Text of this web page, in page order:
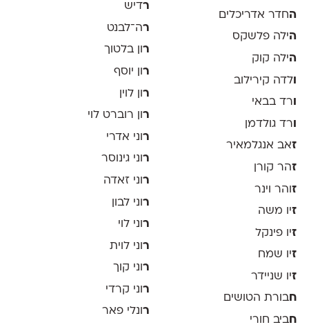
החדר אדריכלים
הילה פלשקס
הילה קוק
ולדה קירילוב
רד בבאי
רד גולדמן
זאב אנגלמאיר
זהר קורן
זוהר וינר
זיו משה
זיו פינקל
זיו שמח
זיו שניידר
חבורת הטושים
חביב חורי
רדיש
רה־לבנט
רון בלטוך
ר ון יוסף
רון לוין
ר ון רוברט לוי
ר וני אדרי
רוני גינוסר
ר וני זאדה
רוני לבון
ר וני לוי
ר וני לוית
רוני קוך
ר וני קרדי
רונלי פאר